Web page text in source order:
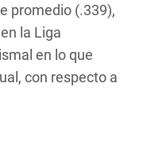
promedio (.339),
la Liga
en lo que
con respecto a